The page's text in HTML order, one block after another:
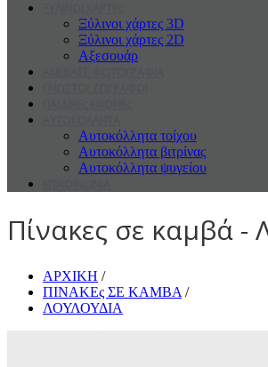
Ξύλινοι χάρτες 3D
Ξύλινοι χάρτες 2D
Αξεσουάρ
Αυτοκόλλητα τοίχου
Αυτοκόλλητα βιτρίνας
Αυτοκόλλητα ψυγείου
Πίνακες σε καμβά -
ΑΡΧΙΚΗ /
ΠΙΝΑΚΕς ΣΕ ΚΑΜΒΑ /
ΛΟΥΛΟΥΔΙΑ